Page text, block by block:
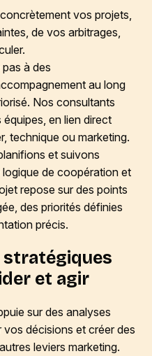
vos projets,
de vos arbitrages,
à des
au long
Nos consultants
en lien direct
technique ou marketing.
et suivons
de coopération et
repose sur des points
des priorités définies
précis.
stratégiques
et agir
sur des analyses
décisions et créer des
leviers marketing.